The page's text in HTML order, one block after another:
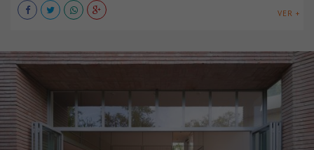
VER +